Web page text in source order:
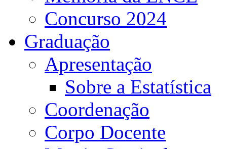
Concurso 2024
Graduação
Apresentação
Sobre a Estatística
Coordenação
Corpo Docente